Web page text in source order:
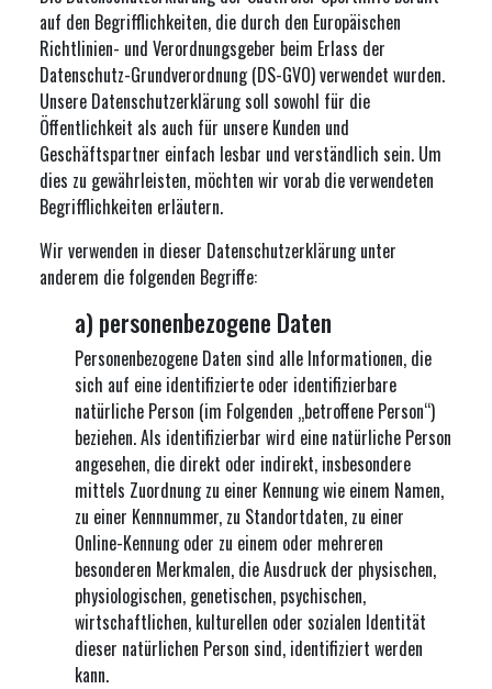
auf den Begrifflichkeiten, die durch den Europäischen
Richtlinien- und Verordnungsgeber beim Erlass der
Datenschutz-Grundverordnung (DS-GVO) verwendet wurden.
Unsere Datenschutzerklärung soll sowohl für die
Öffentlichkeit als auch für unsere Kunden und
Geschäftspartner einfach lesbar und verständlich sein. Um
dies zu gewährleisten, möchten wir vorab die verwendeten
Begrifflichkeiten erläutern.
Wir verwenden in dieser Datenschutzerklärung unter
anderem die folgenden Begriffe:
a) personenbezogene Daten
Personenbezogene Daten sind alle Informationen, die
sich auf eine identifizierte oder identifizierbare
natürliche Person (im Folgenden „betroffene Person“)
beziehen. Als identifizierbar wird eine natürliche Person
angesehen, die direkt oder indirekt, insbesondere
mittels Zuordnung zu einer Kennung wie einem Namen,
zu einer Kennnummer, zu Standortdaten, zu einer
Online-Kennung oder zu einem oder mehreren
besonderen Merkmalen, die Ausdruck der physischen,
physiologischen, genetischen, psychischen,
wirtschaftlichen, kulturellen oder sozialen Identität
dieser natürlichen Person sind, identifiziert werden
kann.